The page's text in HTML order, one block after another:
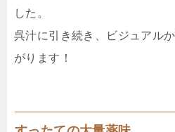
した。
呉汁に引き続き、ビジュアル
がります！